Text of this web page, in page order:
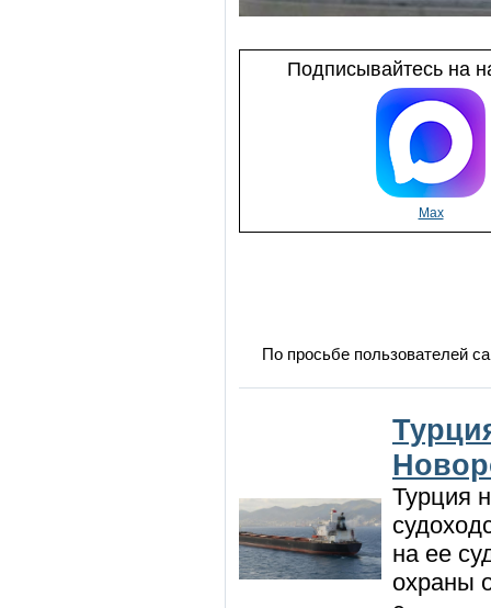
Подписывайтесь на
Max
По просьбе пользователей
Турция
на ее
охраны